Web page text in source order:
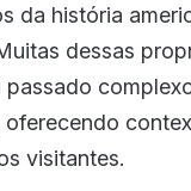
da história
dessas
passado
oferecendo
visitantes.